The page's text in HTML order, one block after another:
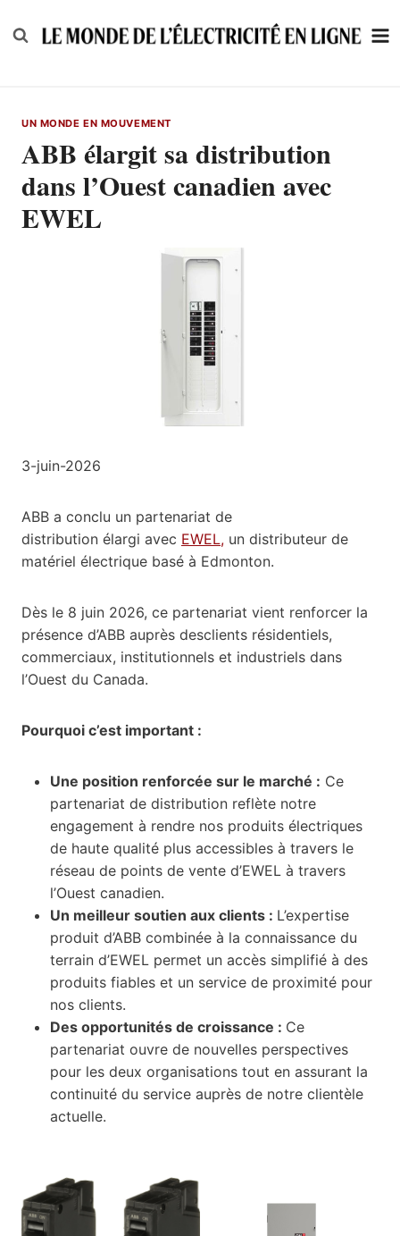
to
UN MONDE EN MOUVEMENT
ABB élargit sa distribution
dans l’Ouest canadien avec
EWEL
3-juin-2026
ABB a conclu un partenariat de
distribution élargi avec EWEL, un distributeur de
matériel électrique basé à Edmonton.
Dès le 8 juin 2026, ce partenariat vient renforcer la
présence d’ABB auprès desclients résidentiels,
commerciaux, institutionnels et industriels dans
l’Ouest du Canada.
Pourquoi c’est important :
Une position renforcée sur le marché : Ce
partenariat de distribution reflète notre
engagement à rendre nos produits électriques
de haute qualité plus accessibles à travers le
réseau de points de vente d’EWEL à travers
l’Ouest canadien.
Un meilleur soutien aux clients : L’expertise
produit d’ABB combinée à la connaissance du
terrain d’EWEL permet un accès simplifié à des
produits fiables et un service de proximité pour
nos clients.
Des opportunités de croissance : Ce
partenariat ouvre de nouvelles perspectives
pour les deux organisations tout en assurant la
continuité du service auprès de notre clientèle
actuelle.